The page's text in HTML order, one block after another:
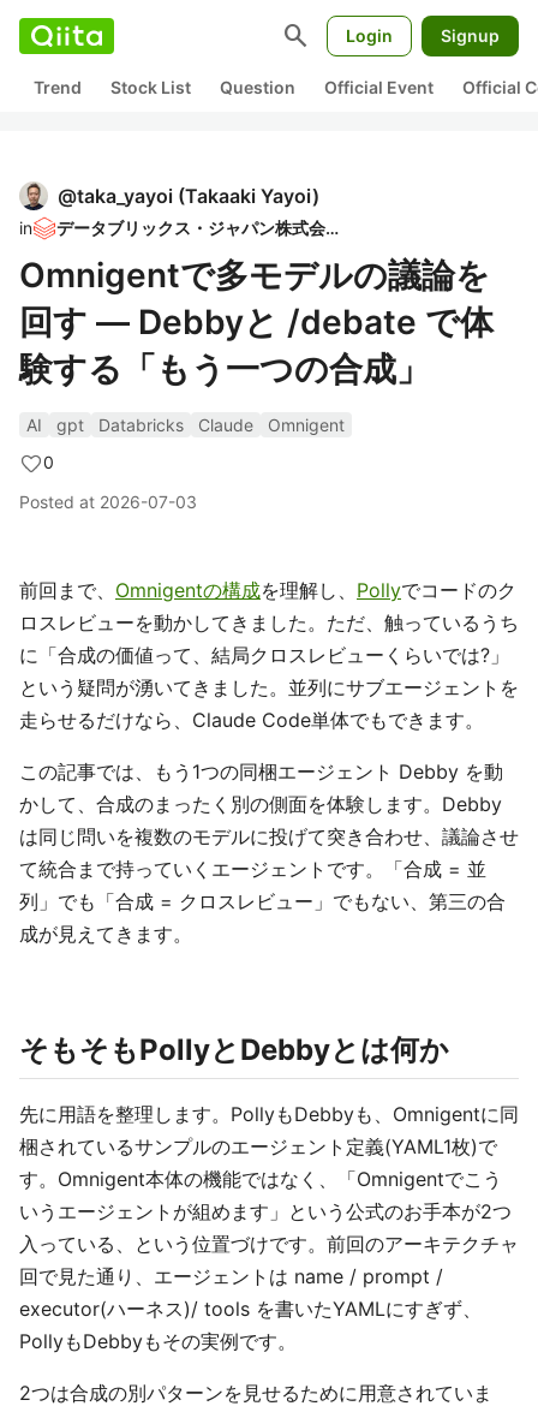
search Login Signup
Trend Stock List Question Official Event Official
@taka_yayoi (Takaaki Yayoi)
in データブリックス・ジャパン株式会社
Omnigentで多モデルの議論を
回す ― Debbyと /debate で体
験する「もう一つの合成」
AI gpt Databricks Claude
Omnigent
0
Posted at 2026-07-03
前回まで、 Omnigentの構成を理解し、 Pollyでコードのク
ロスレビューを動かしてきました。ただ、触っているうち
に「合成の価値って、結局クロスレビューくらいでは?」
という疑問が湧いてきました。並列にサブエージェントを
走らせるだけなら、Claude Code単体でもできます。
この記事では、もう1つの同梱エージェント Debby を動
かして、合成のまったく別の側面を体験します。Debby
は同じ問いを複数のモデルに投げて突き合わせ、議論させ
て統合まで持っていくエージェントです。「合成 = 並
列」でも「合成 = クロスレビュー」でもない、第三の合
成が見えてきます。
そもそもPollyとDebbyとは何か
先に用語を整理します。PollyもDebbyも、Omnigentに同
梱されているサンプルのエージェント定義(YAML1枚)で
す。Omnigent本体の機能ではなく、「Omnigentでこう
いうエージェントが組めます」という公式のお手本が2つ
入っている、という位置づけです。前回のアーキテクチャ
回で見た通り、エージェントは name / prompt /
executor(ハーネス)/ tools を書いたYAMLにすぎず、
PollyもDebbyもその実例です。
2つは合成の別パターンを見せるために用意されていま